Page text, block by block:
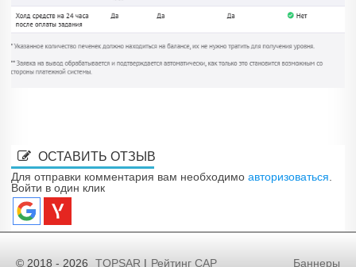
ОСТАВИТЬ ОТЗЫВ
Для отправки комментария вам необходимо авторизоваться.
Войти в один клик
© 2018 - 2026 TOPSAR | Рейтинг САР Баннеры